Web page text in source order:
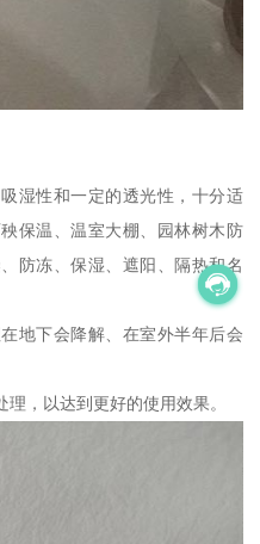
湿性和一定的透光性，十分适
保温、温室大棚、园林树木防
防冻、保湿、遮阳、隔热和名
地下会降解、在室外半年后会
，以达到更好的使用效果。